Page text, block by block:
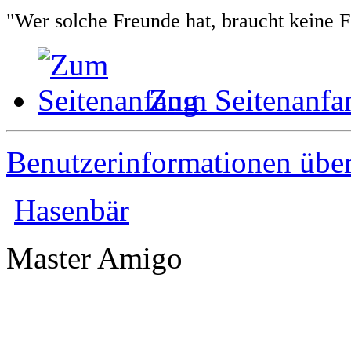
"Wer solche Freunde hat, braucht keine
Zum
Benutzerinformationen
Hasenbär
Master Amigo